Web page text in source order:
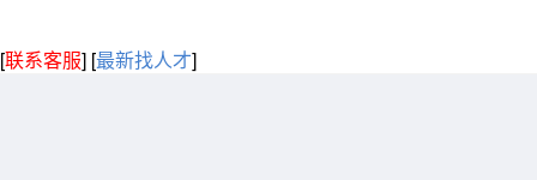
[联系客服] [最新找人才]